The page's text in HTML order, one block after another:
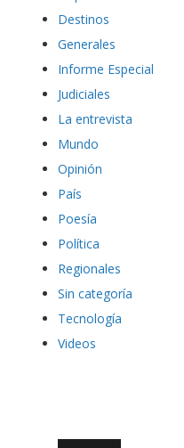
Destinos
Generales
Informe Especial
Judiciales
La entrevista
Mundo
Opinión
País
Poesía
Política
Regionales
Sin categoría
Tecnología
Videos